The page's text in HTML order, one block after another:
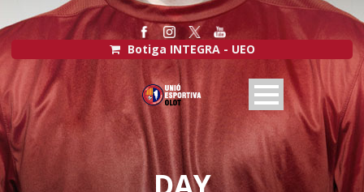
Botiga INTEGRA - UEO